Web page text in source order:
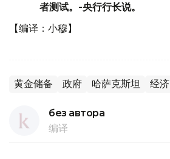
者测试。-央行行长说。
【编译：小穆】
黄金储备 政府 哈萨克斯坦 经济
без автора
编译